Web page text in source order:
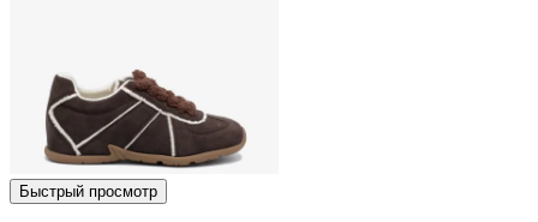
Быстрый просмотр